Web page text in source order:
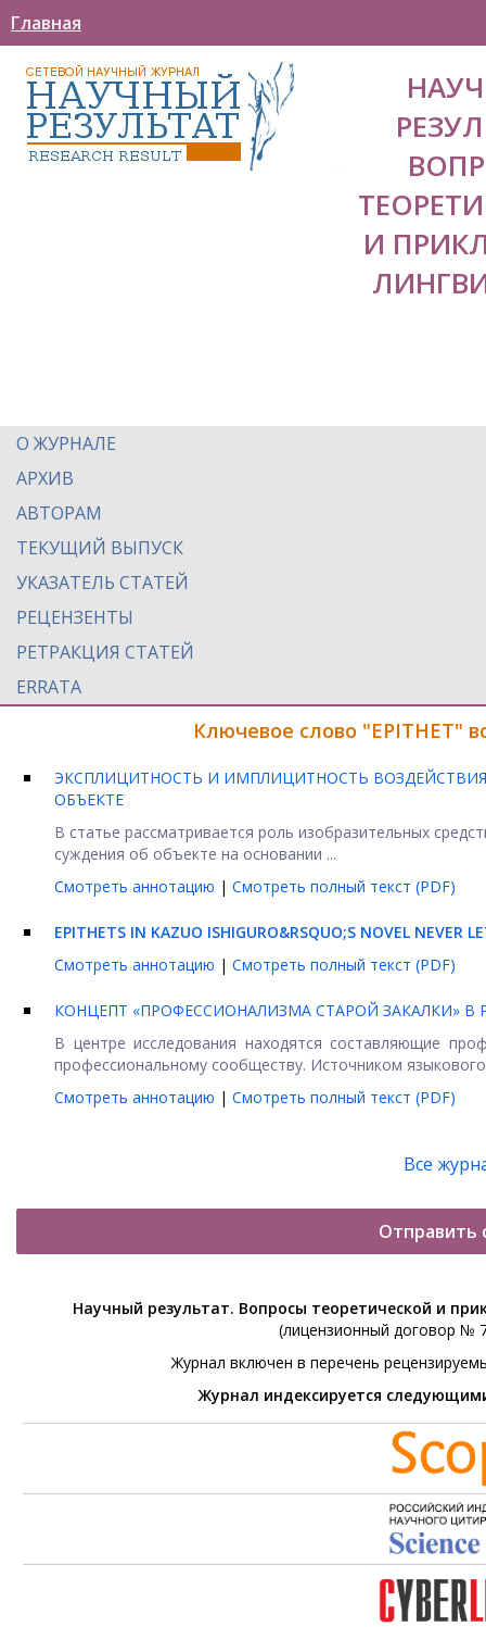
Главная
И
О ЖУРНАЛЕ
АРХИВ
АВТОРАМ
ТЕКУЩИЙ ВЫПУСК
УКАЗАТЕЛЬ СТАТЕЙ
РЕЦЕНЗЕНТЫ
РЕТРАКЦИЯ СТАТЕЙ
ERRATA
Ключевое слово "EPITHET"
ЭКСПЛИЦИТНОСТЬ И ИМПЛИЦИТНОСТЬ
ОБЪЕКТЕ
В статье рассматривается роль изобразительных
суждения об объекте на основании ...
Смотреть аннотацию | Смотреть полный текст (PDF)
EPITHETS IN KAZUO ISHIGURO&RSQUO;S NOVEL NEVER
Смотреть аннотацию | Смотреть полный текст (PDF)
КОНЦЕПТ «ПРОФЕССИОНАЛИЗМА СТАРОЙ ЗАКАЛКИ» В
В центре исследования находятся составляющие
профессиональному сообществу. Источником
Смотреть аннотацию | Смотреть полный текст (PDF)
Все
Отправить
Научный результат. Вопросы теоретической и
(лицензионный договор №
Журнал включен в перечень
Журнал индексируется